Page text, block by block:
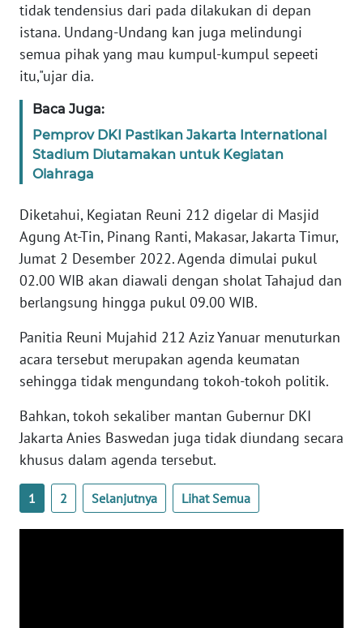
tidak tendensius dari pada dilakukan di depan
istana. Undang-Undang kan juga melindungi
semua pihak yang mau kumpul-kumpul sepeeti
itu,"ujar dia.
Baca Juga:
Pemprov DKI Pastikan Jakarta International
Stadium Diutamakan untuk Kegiatan
Olahraga
Diketahui, Kegiatan Reuni 212 digelar di Masjid
Agung At-Tin, Pinang Ranti, Makasar, Jakarta Timur,
Jumat 2 Desember 2022. Agenda dimulai pukul
02.00 WIB akan diawali dengan sholat Tahajud dan
berlangsung hingga pukul 09.00 WIB.
Panitia Reuni Mujahid 212 Aziz Yanuar menuturkan
acara tersebut merupakan agenda keumatan
sehingga tidak mengundang tokoh-tokoh politik.
Bahkan, tokoh sekaliber mantan Gubernur DKI
Jakarta Anies Baswedan juga tidak diundang secara
khusus dalam agenda tersebut.
1 2 Selanjutnya Lihat Semua
Wahana
News
Regional
SUMUT
WN
JAKARTA
WN
JABAR
WN
BANTEN
WN
NTT
KEPRI
WN
WN